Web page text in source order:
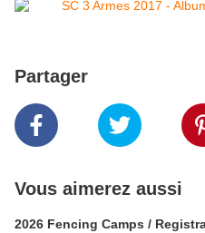
Partager
Vous aimerez aussi
2026 Fencing Camps /